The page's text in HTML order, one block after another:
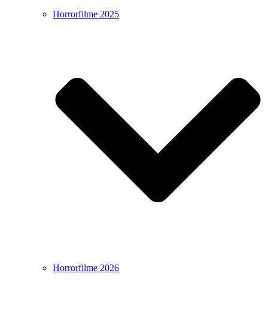
Horrorfilme 2025
Horrorfilme 2026